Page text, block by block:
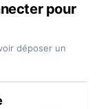
pour
déposer un